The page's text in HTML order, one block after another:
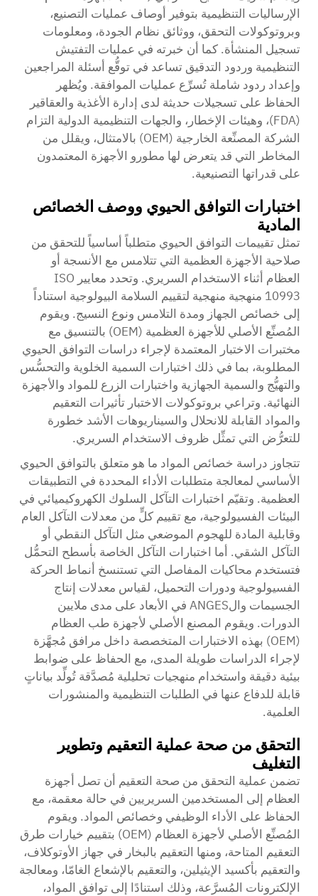
الإرساليات التنظيمية بتوفير أوصاف عمليات التصنيع،
وبروتوكولات التحقق، ووثائق نظام الجودة، ومعلومات
تسجيل المنشأة. كما أن خبرته في عمليات التفتيش
التنظيمية وردود التدقيق تساعد في توقُّع أسئلة المراجعين
وإعداد ردود شاملة تُسرِّع عمليات الموافقة. ويُظهر
الحفاظ على تسجيلات حديثة لدى إدارة الأغذية والعقاقير
(FDA)، وهيئات الإخطار، والجهات التنظيمية الدولية التزام
الشركة المصنِّعة الخارجية (OEM) بالامتثال، ويقلل من
المخاطر التي قد يتعرض لها مطورو الأجهزة المعتمدون
على قدراتها التصنيعية.
اختبارات التوافق الحيوي ووصف الخصائص
المادية
تمثل تقييمات التوافق الحيوي متطلباً أساسياً للتحقق من
صلاحية الأجهزة العظمية التي تتلامس مع الأنسجة أو
العظام أثناء الاستخدام السريري. وتحدد معايير ISO
10993 منهجية منهجية لتقييم السلامة البيولوجية استناداً
إلى خصائص الجهاز ومدة التلامس ونوع النسيج. ويقوم
المُصنِّع الأصلي للأجهزة العظمية (OEM) بالتنسيق مع
مختبرات الاختبار المعتمدة لإجراء دراسات التوافق الحيوي
المطلوبة، بما في ذلك اختبارات السمية الخلوية والتحسُّس
والتهيُّج والسمية الجهازية واختبارات الزرع للمواد والأجهزة
النهائية. وتراعي بروتوكولات الاختبار تأثيرات التعقيم
والمواد القابلة للانحلال والسيناريوهات الأشد خطورة
للتعرُّض التي تمثِّل ظروف الاستخدام السريري.
تتجاوز دراسة خصائص المواد ما هو متعلق بالتوافق الحيوي
الأساسي لمعالجة متطلبات الأداء المحددة في التطبيقات
العظمية. وتقيّم اختبارات التآكل السلوك الكهروكيميائي في
البيئات الفسيولوجية، مع تقييم كلٍّ من معدلات التآكل العام
وقابلية المادة للهجوم الموضعي مثل التآكل النقطي أو
التآكل الشقي. أما اختبارات التآكل الخاصة بأسطح التحمُّل
فتستخدم محاكيات المفاصل التي تستنسخ أنماط الحركة
الفسيولوجية ودورات التحميل، لقياس معدلات إنتاج
الجسيمات والANGES في الأبعاد على مدى ملايين
الدورات. ويقوم المصنع الأصلي لأجهزة طب العظام
(OEM) بهذه الاختبارات المتخصصة داخل مرافق مُجهَّزة
لإجراء الدراسات طويلة المدى، مع الحفاظ على ضوابط
بيئية دقيقة واستخدام منهجيات تحليلية مُصدَّقة تُولِّد بياناتٍ
قابلة للدفاع عنها في الطلبات التنظيمية والمنشورات
العلمية.
التحقق من صحة عملية التعقيم وتطوير
التغليف
تضمن عملية التحقق من صحة التعقيم أن تصل أجهزة
العظام إلى المستخدمين السريريين في حالة معقمة، مع
الحفاظ على الأداء الوظيفي وخصائص المواد. ويقوم
المُصنِّع الأصلي لأجهزة العظام (OEM) بتقييم خيارات طرق
التعقيم المتاحة، ومنها التعقيم بالبخار في جهاز الأوتوكلاف،
والتعقيم بأكسيد الإيثيلين، والتعقيم بالإشعاع الغامّا، ومعالجة
الإلكترونات المُسرَّعة، وذلك استنادًا إلى توافق المواد،